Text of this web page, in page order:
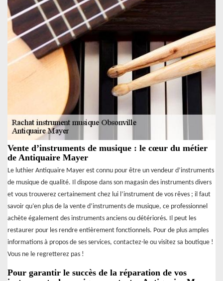
Vente d’instruments de musique : le cœur du métier
de Antiquaire Mayer
Le luthier Antiquaire Mayer est connu pour être un vendeur d’instruments
de musique de qualité. Il dispose dans son magasin des instruments divers
et vous trouverez certainement chez lui l’instrument de vos rêves ; il faut
savoir qu’en plus de la vente d’instruments de musique, ce professionnel
achète également des instruments anciens ou détériorés. Il peut les
restaurer pour les rendre entièrement fonctionnels. Pour de plus amples
informations à propos de ses services, contactez-le ou visitez sa boutique !
Vous ne le regretterez pas !
Pour garantir le succès de la réparation de vos